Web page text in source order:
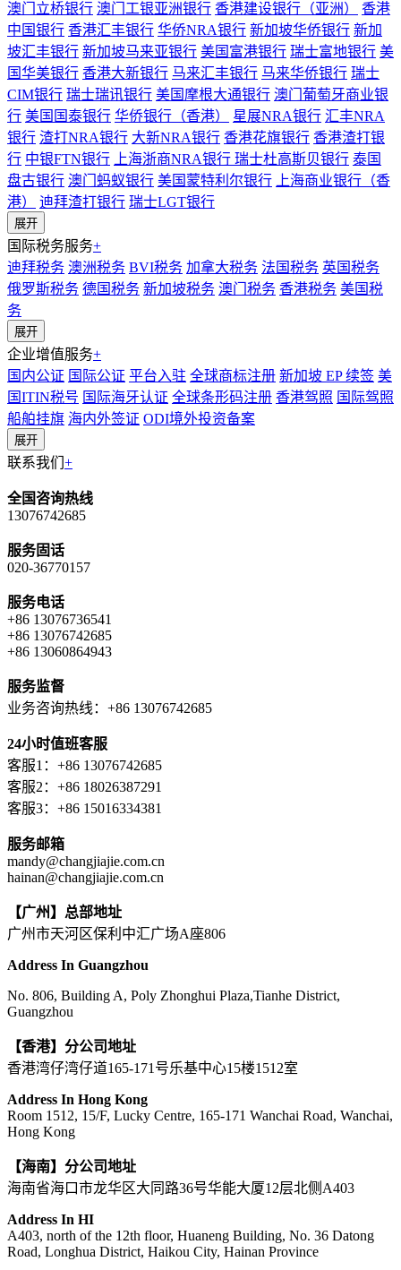
澳门立桥银行 澳门工银亚洲银行 香港建设银行（亚洲）
香港
中国银行 香港汇丰银行 华侨NRA银行 新加坡华侨银行 新加
坡汇丰银行 新加坡马来亚银行 美国富港银行 瑞士富地银行 美
国华美银行 香港大新银行 马来汇丰银行 马来华侨银行 瑞士
CIM银行 瑞士瑞讯银行 美国摩根大通银行 澳门葡萄牙商业银
行 美国国泰银行 华侨银行（香港） 星展NRA银行 汇丰NRA
银行 渣打NRA银行 大新NRA银行 香港花旗银行 香港渣打银
行 中银FTN银行 上海浙商NRA银行 瑞士杜高斯贝银行 泰国
盘古银行 澳门蚂蚁银行 美国蒙特利尔银行
上海商业银行（香
港）
迪拜渣打银行 瑞士LGT银行
展开
国际税务服务+
迪拜税务 澳洲税务 BVI税务 加拿大税务 法国税务 英国税务
俄罗斯税务 德国税务 新加坡税务 澳门税务 香港税务 美国税
务
展开
企业增值服务+
国内公证 国际公证 平台入驻 全球商标注册 新加坡 EP 续签 美
国ITIN税号 国际海牙认证 全球条形码注册 香港驾照 国际驾照
船舶挂旗 海内外签证 ODI境外投资备案
展开
联系我们 +
全国咨询热线
13076742685
服务固话
020-36770157
服务电话
+86 13076736541
+86 13076742685
+86 13060864943
服务监督
业务咨询热线：+86 13076742685
24小时值班客服
客服1：+86 13076742685
客服2：+86 18026387291
客服3：+86 15016334381
服务邮箱
mandy@changjiajie.com.cn
hainan@changjiajie.com.cn
【广州】总部地址
广州市天河区保利中汇广场A座806
Address In Guangzhou
No. 806, Building A, Poly Zhonghui Plaza,Tianhe District,
Guangzhou
【香港】分公司地址
香港湾仔湾仔道165-171号乐基中心15楼1512室
Address In Hong Kong
Room 1512, 15/F, Lucky Centre, 165-171 Wanchai Road, Wanchai,
Hong Kong
【海南】分公司地址
海南省海口市龙华区大同路36号华能大厦12层北侧A403
Address In HI
A403, north of the 12th floor, Huaneng Building, No. 36 Datong
Road, Longhua District, Haikou City, Hainan Province